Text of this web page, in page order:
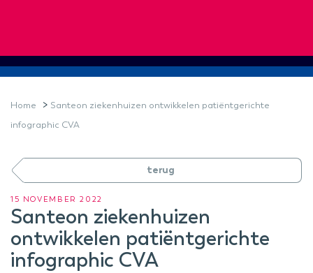
Home > Santeon ziekenhuizen ontwikkelen patiëntgerichte
infographic CVA
terug
15 NOVEMBER 2022
Santeon ziekenhuizen
ontwikkelen patiëntgerichte
infographic CVA